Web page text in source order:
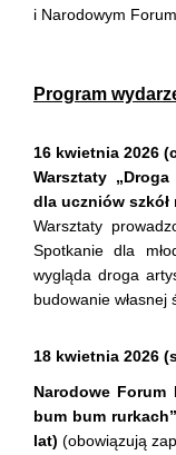
i Narodowym
Program
16 kwietnia 2026
Warsztaty
dla uczniów szkół
Warsztaty
Spotkanie dla
wygląda droga
budowanie własnej
18 kwietnia 2026
Narodowe Forum
bum bum
lat) (obowiązują